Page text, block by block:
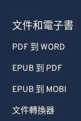
文件和電子書
PDF 到 WORD
EPUB 到 PDF
EPUB 到 MOBI
文件轉換器